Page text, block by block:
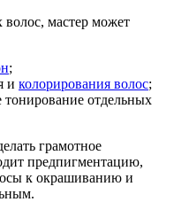
волос, мастер может
;
и колорирования волос;
тонирование отдельных
грамотное
предпигментацию,
к окрашиванию и